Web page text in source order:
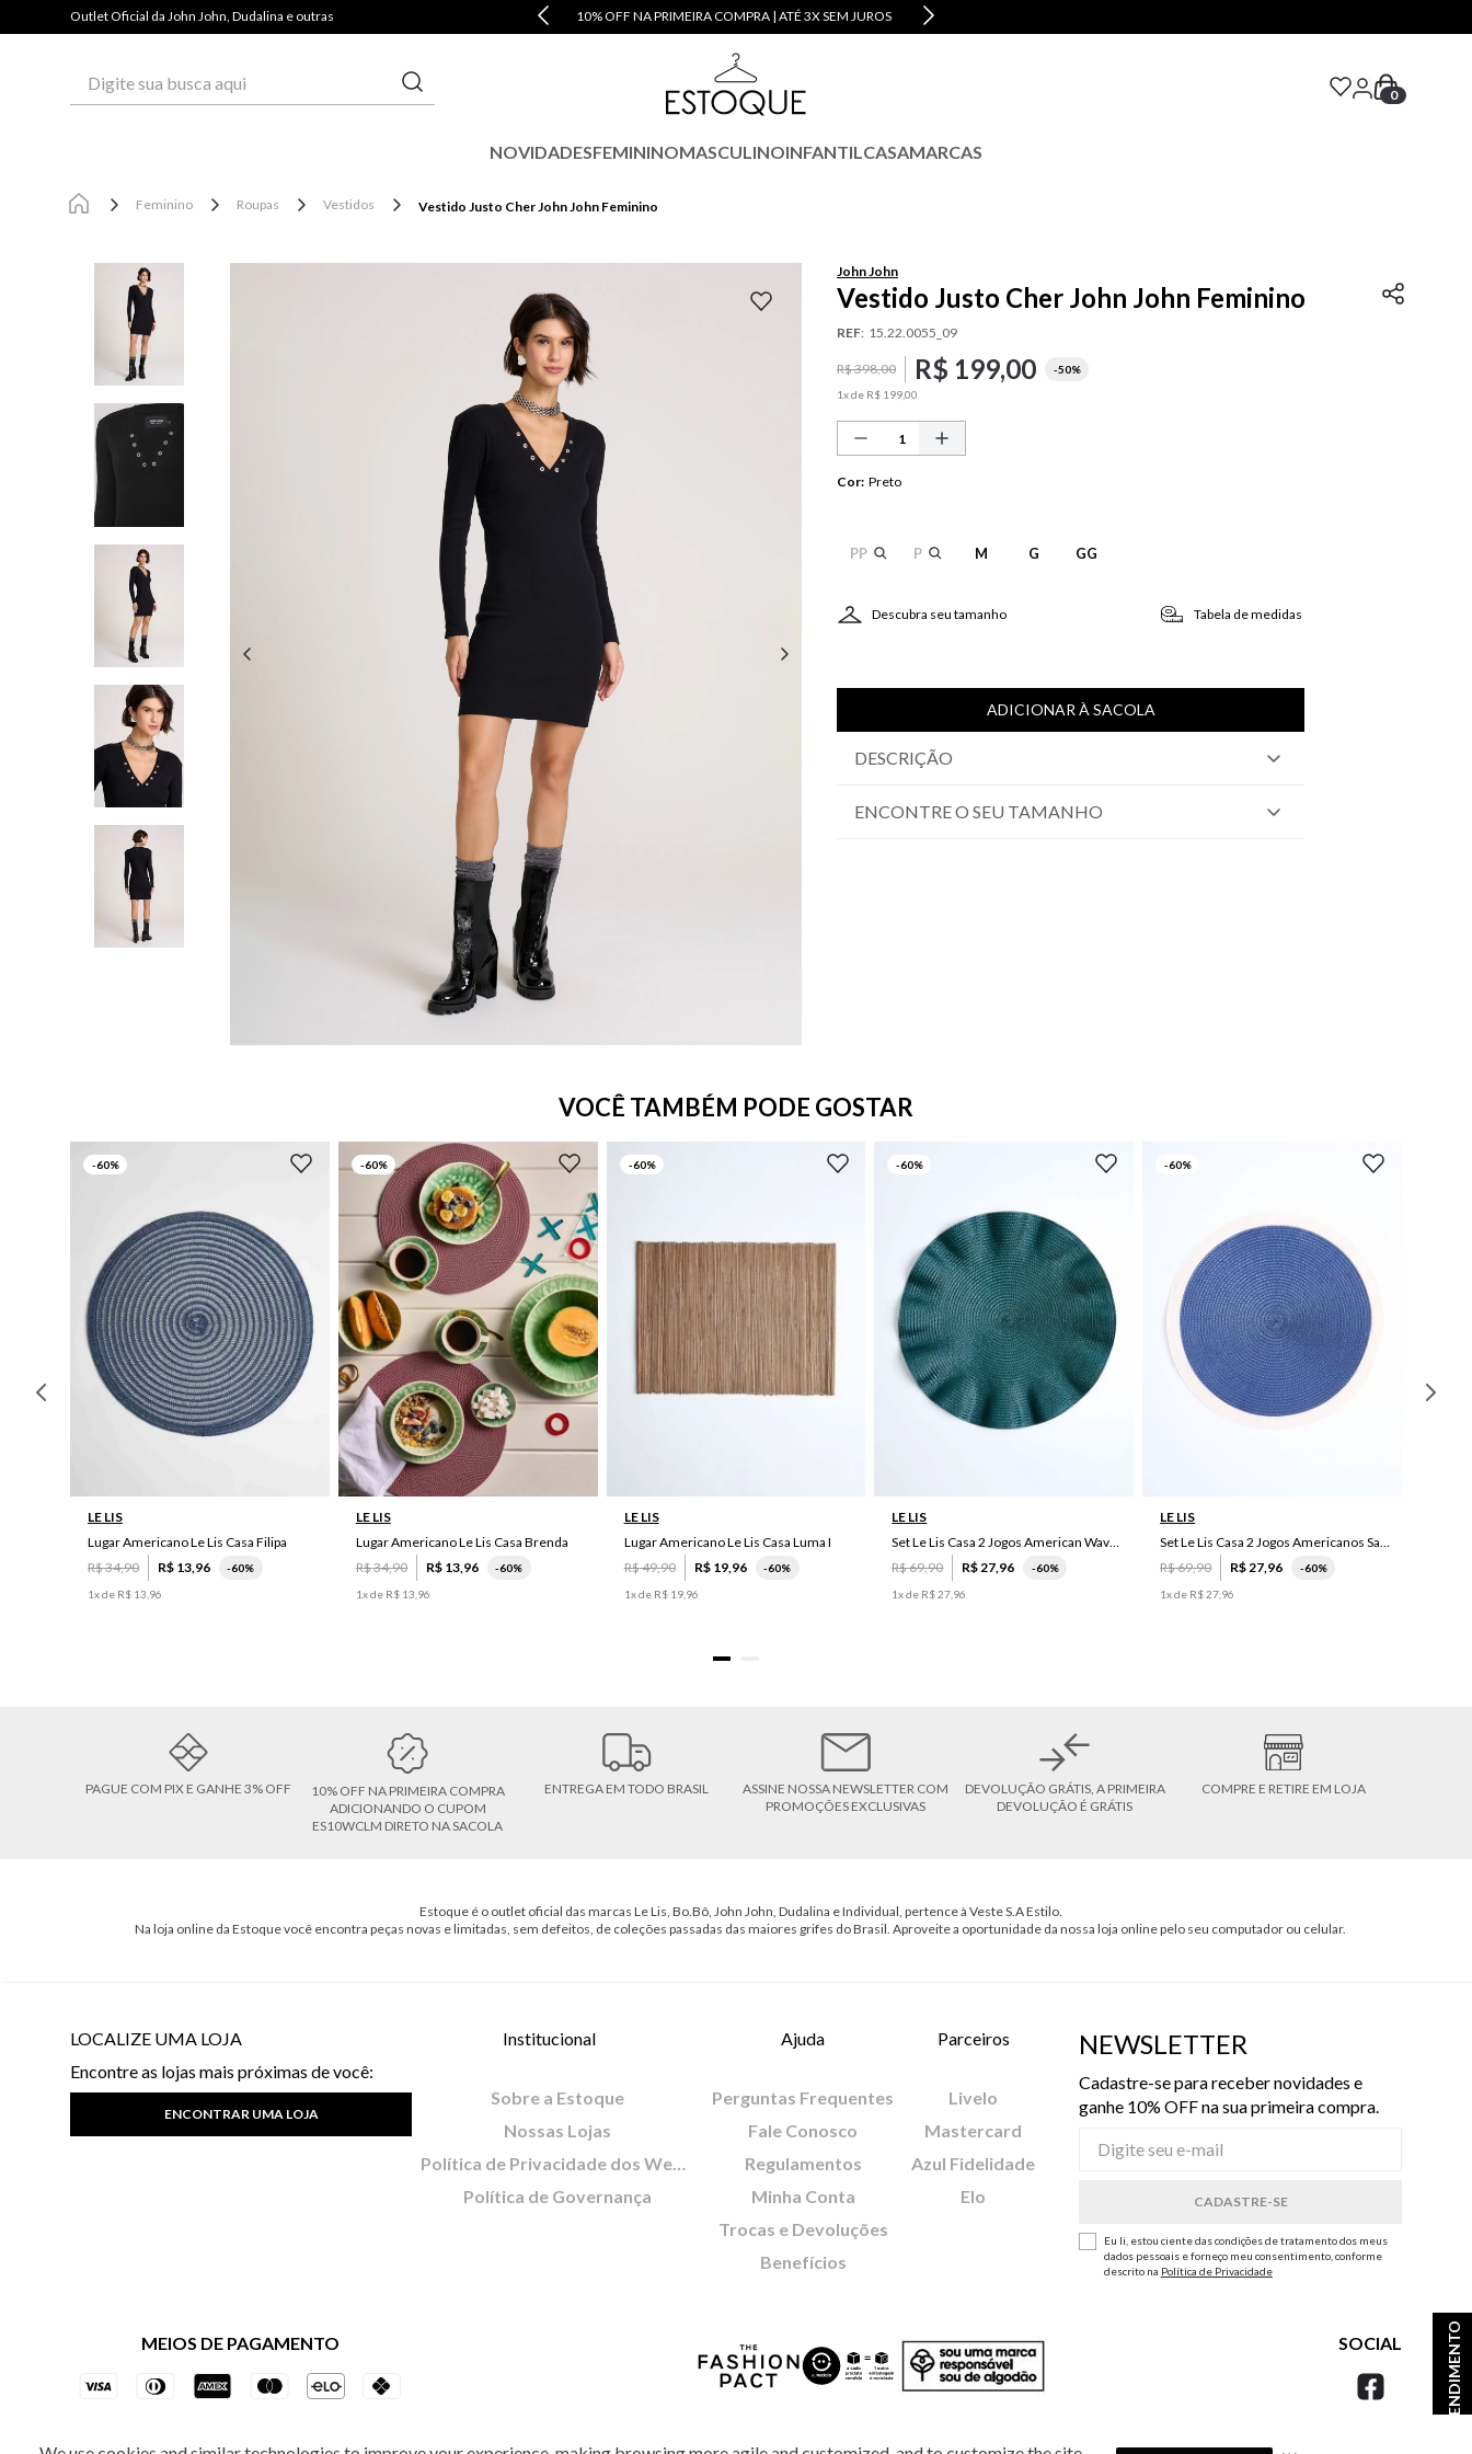
Outlet Oficial da John John, Dudalina e outrasPAGUE COM PIX E GANHE 3% OFF* 10% OFF NA PRIMEIRA COMPRA | ATÉ 3X SEM JUROS
0
NOVIDADESFEMININOMASCULINOINFANTILCASAMARCAS
ATENDIMENTO
Feminino Roupas Vestidos Vestido Justo Cher John John Feminino
John John
Vestido Justo Cher John John Feminino
REF: 15.22.0055_09
R$398,00 R$ 199,00 -50%
1x de R$ 19900
Cor: Preto
PP P M G GG
Descubra seu tamanho Tabela de medidas
ADICIONAR À SACOLA
DESCRIÇÃO
ENCONTRE O SEU TAMANHO
VOCÊ TAMBÉM PODE GOSTAR
-60%
LE LIS
Lugar Americano Le Lis Casa Filipa
R$34,90 R$ 13,96 -60%
1x de R$ 13 96
-60%
UN
LE LIS
Lugar Americano Le Lis Casa Brenda
R$34,90 R$ 13,96 -60%
1x de R$ 13 96
-60%
LE LIS
Lugar Americano Le Lis Casa Luma I
R$49,90 R$ 19,96 -60%
1x de R$ 19, 96
-60%
LE LIS
Set Le Lis Casa 2 Jogos American Wave Green
R$69,90 R$27,96 -60%
1x de R$27 96
-60%
LE LIS
Set Le Lis Casa 2 Jogos Americanos Saruê II
R$69,90 R$27,96 -60%
1x de R$27 96
PAGUE COM PIX E GANHE 3% OFF
10% OFF NA PRIMEIRA COMPRA
ADICIONANDO O CUPOM
ES10WCLM DIRETO NA SACOLA
ENTREGA EM TODO BRASIL
ASSINE NOSSA NEWSLETTER COM
PROMOÇÕES EXCLUSIVAS
DEVOLUÇÃO GRÁTIS, A PRIMEIRA
DEVOLUÇÃO É GRÁTIS
COMPRE E RETIRE EM LOJA
Estoque é o outlet oficial das marcas Le Lis, Bo.Bô, John John, Dudalina e Individual, pertence à Veste S.A Estilo.
Na loja online da Estoque você encontra peças novas e limitadas, sem defeitos, de coleções passadas das maiores grifes do Brasil. Aproveite a oportunidade da nossa loja online pelo seu computador ou celular.
LOCALIZE UMA LOJA
Encontre as lojas mais próximas de você:
ENCONTRAR UMA LOJA
Institucional
Sobre a Estoque
Nossas Lojas
Política de Privacidade dos Websites
Política de Governança
Ajuda
Perguntas Frequentes
Fale Conosco
Regulamentos
Minha Conta
Trocas e Devoluções
Benefícios
Parceiros
Livelo
Mastercard
Azul Fidelidade
Elo
NEWSLETTER
Cadastre-se para receber novidades e
ganhe 10% OFF na sua primeira compra.
Eu li, estou ciente das condições de tratamento dos meus
dados pessoais e forneço meu consentimento, conforme
descrito na Política de Privacidade
MEIOS DE PAGAMENTO SOCIAL